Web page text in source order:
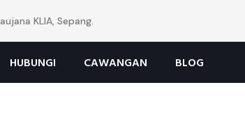
KLIA, Sepang.
HUBUNGI CAWANGAN BLOG